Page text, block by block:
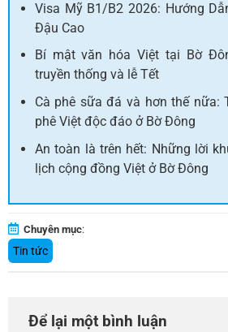
Visa Mỹ B1/B2 2026: Hướng
Đậu Cao
Bí mật văn hóa Việt tại Bờ
truyền thống và lễ Tết
Cà phê sữa đá và hơn thế nữa:
phê Việt độc đáo ở Bờ Đông
An toàn là trên hết: Những lời
lịch cộng đồng Việt ở Bờ Đông
Chuyên mục:
Tin tức
Để lại một bình luận